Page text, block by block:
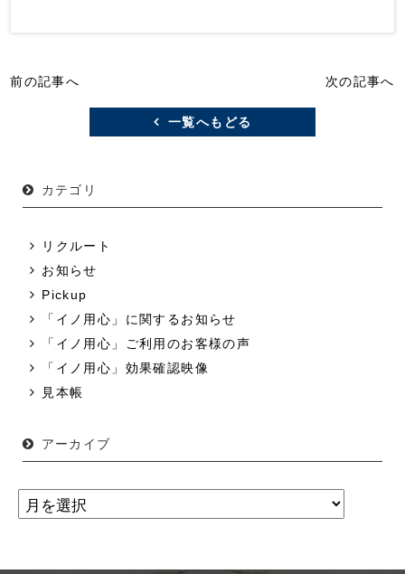
前の記事へ 次の記事へ
一覧へもどる
カテゴリ
リクルート
お知らせ
Pickup
「イノ用心」に関するお知らせ
「イノ用心」ご利用のお客様の声
「イノ用心」効果確認映像
見本帳
アーカイブ